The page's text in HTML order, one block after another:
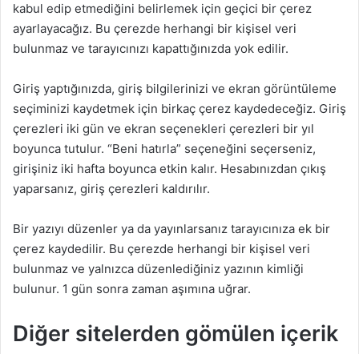
kabul edip etmediğini belirlemek için geçici bir çerez
ayarlayacağız. Bu çerezde herhangi bir kişisel veri
bulunmaz ve tarayıcınızı kapattığınızda yok edilir.
Giriş yaptığınızda, giriş bilgilerinizi ve ekran görüntüleme
seçiminizi kaydetmek için birkaç çerez kaydedeceğiz. Giriş
çerezleri iki gün ve ekran seçenekleri çerezleri bir yıl
boyunca tutulur. “Beni hatırla” seçeneğini seçerseniz,
girişiniz iki hafta boyunca etkin kalır. Hesabınızdan çıkış
yaparsanız, giriş çerezleri kaldırılır.
Bir yazıyı düzenler ya da yayınlarsanız tarayıcınıza ek bir
çerez kaydedilir. Bu çerezde herhangi bir kişisel veri
bulunmaz ve yalnızca düzenlediğiniz yazının kimliği
bulunur. 1 gün sonra zaman aşımına uğrar.
Diğer sitelerden gömülen içerik